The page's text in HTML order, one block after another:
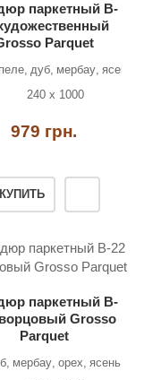
паркетный B-
Parquet
дуб мербау ясень
240 х 1000
979 грн.
КУПИТЬ
паркетный B-
Grosso
Parquet
мербау орех ясень